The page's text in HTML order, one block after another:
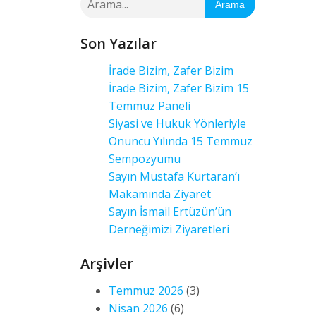
Arama
Son Yazılar
İrade Bizim, Zafer Bizim
İrade Bizim, Zafer Bizim 15
Temmuz Paneli
Siyasi ve Hukuk Yönleriyle
Onuncu Yılında 15 Temmuz
Sempozyumu
Sayın Mustafa Kurtaran’ı
Makamında Ziyaret
Sayın İsmail Ertüzün’ün
Derneğimizi Ziyaretleri
Arşivler
Temmuz 2026 (3)
Nisan 2026 (6)